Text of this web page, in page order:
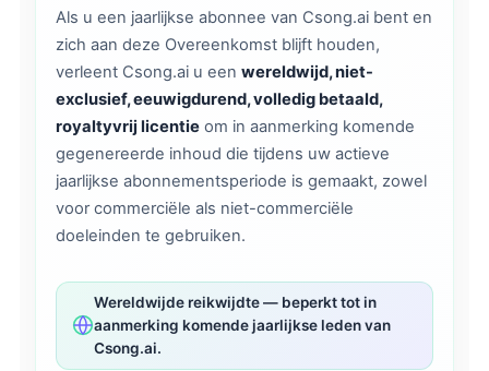
Als u een jaarlijkse abonnee van Csong.ai bent en
zich aan deze Overeenkomst blijft houden,
verleent Csong.ai u een wereldwijd, niet-
exclusief, eeuwigdurend, volledig betaald,
royaltyvrij licentieom in aanmerking komende
gegenereerde inhoud die tijdens uw actieve
jaarlijkse abonnementsperiode is gemaakt, zowel
voor commerciële als niet-commerciële
doeleinden te gebruiken.
Wereldwijde reikwijdte — beperkt tot in
aanmerking komende jaarlijkse leden van
Csong.ai.